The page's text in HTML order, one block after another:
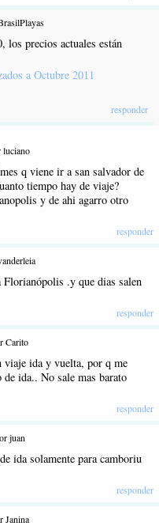
los precios actuales están
a Octubre 2011
responder
luciano
q viene ir a san salvador de
tiempo hay de viaje?
y de ahi agarro otro
responder
Florianópolis .y que dias salen
responder
Carito
viaje ida y vuelta, por q me
ida.. No sale mas barato
responder
juan
ida solamente para camboriu
responder
Janina